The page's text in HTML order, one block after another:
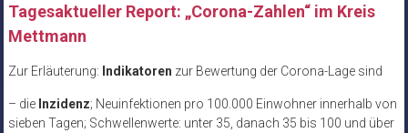
Tagesaktueller Report: „Corona-Zahlen“ im Kreis
Mettmann
Zur Erläuterung: Indikatoren zur Bewertung der Corona-Lage sind
– die Inzidenz; Neuinfektionen pro 100.000 Einwohner innerhalb von
sieben Tagen; Schwellenwerte: unter 35, danach 35 bis 100 und über